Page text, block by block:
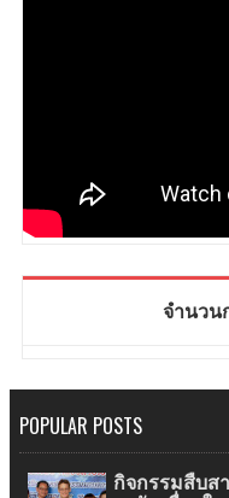
จำนวน
POPULAR POSTS
กิจกรรมสืบส